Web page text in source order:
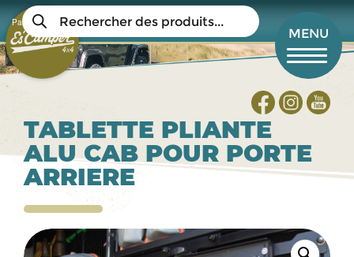
Aller
au
contenu
principal
Panier Mon compte
Recherche
de
produits
MENU
TABLETTE PLIANTE
ALU CAB POUR PORTE
ARRIERE